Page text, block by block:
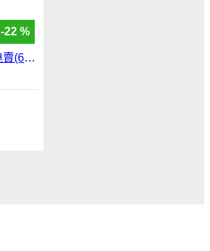
-22 %
【禎祥】金黃燒賣(600g/包)經典港點/網路人氣